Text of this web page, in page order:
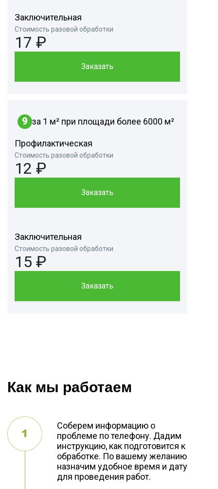
Заключительная
Стоимость разовой обработки
17 ₽
Заказать
9 за 1 м² при площади более 6000 м²
Профилактическая
Стоимость разовой обработки
12 ₽
Заказать
Заключительная
Стоимость разовой обработки
15 ₽
Заказать
Как мы работаем
Соберем информацию о
проблеме по телефону. Дадим
инструкцию, как подготовится к
обработке. По вашему желанию
назначим удобное время и дату
для проведения работ.